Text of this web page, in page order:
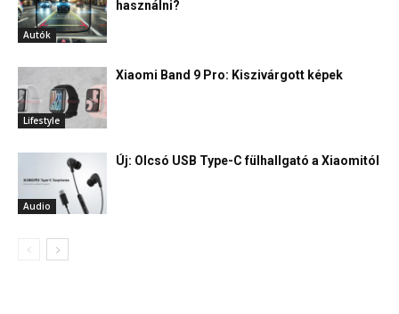
Autók
használni?
Lifestyle
Xiaomi Band 9 Pro: Kiszivárgott képek
Audio
Új: Olcsó USB Type-C fülhallgató a Xiaomitól